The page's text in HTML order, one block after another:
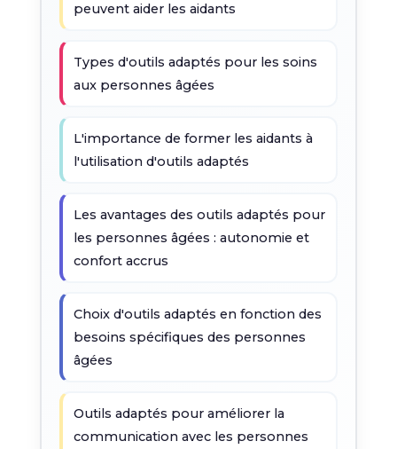
peuvent aider les aidants
Types d'outils adaptés pour les soins
aux personnes âgées
L'importance de former les aidants à
l'utilisation d'outils adaptés
Les avantages des outils adaptés pour
les personnes âgées : autonomie et
confort accrus
Choix d'outils adaptés en fonction des
besoins spécifiques des personnes
âgées
Outils adaptés pour améliorer la
communication avec les personnes